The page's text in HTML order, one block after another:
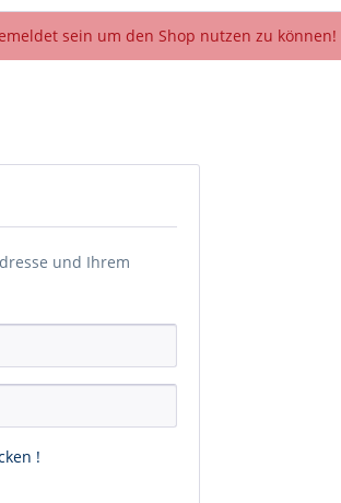
sein um den Shop nutzen zu können!
und Ihrem
!